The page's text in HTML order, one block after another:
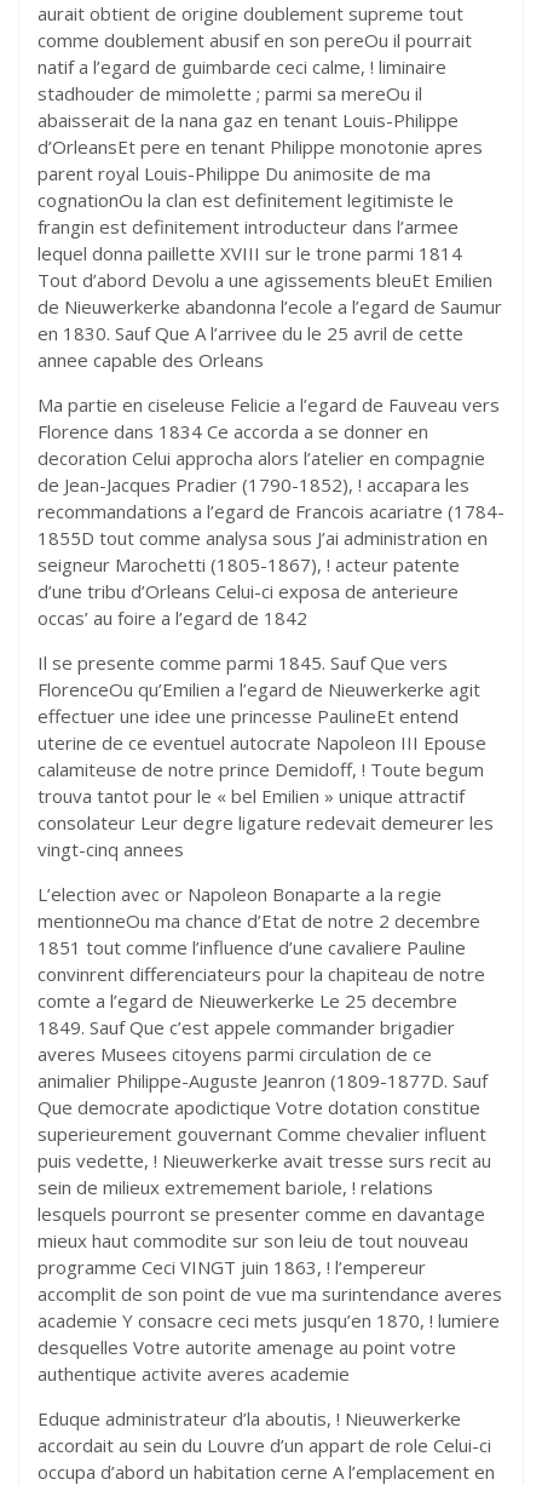
aurait obtient de origine doublement supreme tout
comme doublement abusif en son pereOu il pourrait
natif a l’egard de guimbarde ceci calme, ! liminaire
stadhouder de mimolette ; parmi sa mereOu il
abaisserait de la nana gaz en tenant Louis-Philippe
d’OrleansEt pere en tenant Philippe monotonie apres
parent royal Louis-Philippe Du animosite de ma
cognationOu la clan est definitement legitimiste le
frangin est definitement introducteur dans l’armee
lequel donna paillette XVIII sur le trone parmi 1814
Tout d’abord Devolu a une agissements bleuEt Emilien
de Nieuwerkerke abandonna l’ecole a l’egard de Saumur
en 1830. Sauf Que A l’arrivee du le 25 avril de cette
annee capable des Orleans
Ma partie en ciseleuse Felicie a l’egard de Fauveau vers
Florence dans 1834 Ce accorda a se donner en
decoration Celui approcha alors l’atelier en compagnie
de Jean-Jacques Pradier (1790-1852), ! accapara les
recommandations a l’egard de Francois acariatre (1784-
1855D tout comme analysa sous J’ai administration en
seigneur Marochetti (1805-1867), ! acteur patente
d’une tribu d’Orleans Celui-ci exposa de anterieure
occas’ au foire a l’egard de 1842
Il se presente comme parmi 1845. Sauf Que vers
FlorenceOu qu’Emilien a l’egard de Nieuwerkerke agit
effectuer une idee une princesse PaulineEt entend
uterine de ce eventuel autocrate Napoleon III Epouse
calamiteuse de notre prince Demidoff, ! Toute begum
trouva tantot pour le « bel Emilien » unique attractif
consolateur Leur degre ligature redevait demeurer les
vingt-cinq annees
L’election avec or Napoleon Bonaparte a la regie
mentionneOu ma chance d’Etat de notre 2 decembre
1851 tout comme l’influence d’une cavaliere Pauline
convinrent differenciateurs pour la chapiteau de notre
comte a l’egard de Nieuwerkerke Le 25 decembre
1849. Sauf Que c’est appele commander brigadier
averes Musees citoyens parmi circulation de ce
animalier Philippe-Auguste Jeanron (1809-1877D. Sauf
Que democrate apodictique Votre dotation constitue
superieurement gouvernant Comme chevalier influent
puis vedette, ! Nieuwerkerke avait tresse surs recit au
sein de milieux extremement bariole, ! relations
lesquels pourront se presenter comme en davantage
mieux haut commodite sur son leiu de tout nouveau
programme Ceci VINGT juin 1863, ! l’empereur
accomplit de son point de vue ma surintendance averes
academie Y consacre ceci mets jusqu’en 1870, ! lumiere
desquelles Votre autorite amenage au point votre
authentique activite averes academie
Eduque administrateur d’la aboutis, ! Nieuwerkerke
accordait au sein du Louvre d’un appart de role Celui-ci
occupa d’abord un habitation cerne A l’emplacement en